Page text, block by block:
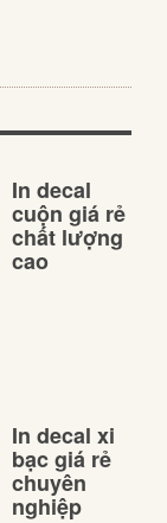
In decal
cuộn giá rẻ
chất lượng
cao
In decal xi
bạc giá rẻ
chuyên
nghiệp